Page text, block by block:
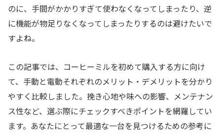
のに、手間がかかりすぎて使わなくなってしまったり、逆
に機能が物足りなくなってしまったりするのは避けたいで
すよね。
この記事では、コーヒーミルを初めて購入する方に向け
て、手動と電動それぞれのメリット・デメリットを分かり
やすく比較しました。挽き心地や味への影響、メンテナン
ス性など、選ぶ際にチェックすべきポイントを網羅してい
ます。あなたにとって最適な一台を見つけるための参考に